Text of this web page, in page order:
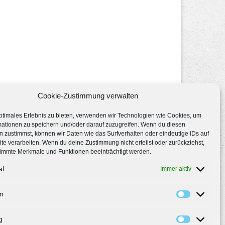
Cookie-Zustimmung verwalten
Erlebnis zu bieten, verwenden wir Technologien wie Cookies, um
zu speichern und/oder darauf zuzugreifen. Wenn du diesen
zustimmst, können wir Daten wie das Surfverhalten oder eindeutige IDs auf
verarbeiten. Wenn du deine Zustimmung nicht erteilst oder zurückziehst,
Merkmale und Funktionen beeinträchtigt werden.
Immer aktiv